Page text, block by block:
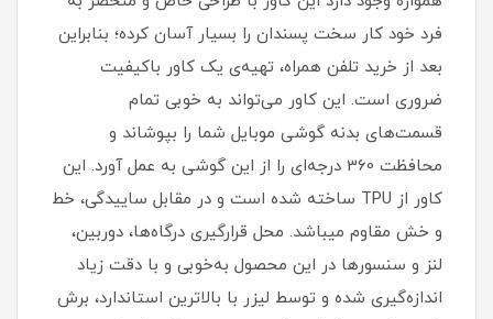
فرد خود کار سخت پسندان را بسیار آسان کرده؛ بنابراین
بعد از خرید تلفن همراه، تهیه‌ی یک کاور با‌کیفیت
ضروری است‏.‏ این کاور می‌تواند به خوبی تمام
قسمت‌های بدنه گوشی موبایل شما را بپوشاند و
محافظت 360 درجه‌ای را از این گوشی به عمل آورد‏.‏ این
کاور از TPU ساخته شده است و در مقابل ساییدگی، خط
و خش مقاوم میباشد.‏ محل قرارگیری درگاه‌ها، دوربین،
لنز و سنسورها در این محصول به‌خوبی و با دقت زیاد
اندازه‌گیری شده و توسط لیزر با بالاترین استاندارد، برش